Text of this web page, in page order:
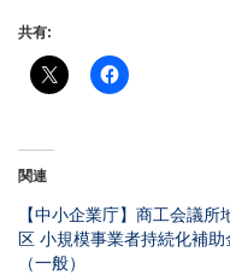
共有:
関連
【中小企業庁】商工会議所
区 小規模事業者持続化補助
（一般）